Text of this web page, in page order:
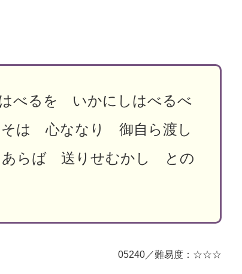
べるを いかにしはべるべ
は 心ななり 御自ら渡し
あらば 送りせむかし との
05240／難易度：☆☆☆